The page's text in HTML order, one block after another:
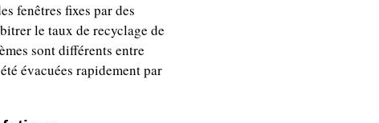
fenêtres fixes par des
le taux de recyclage de
sont différents entre
évacuées rapidement par